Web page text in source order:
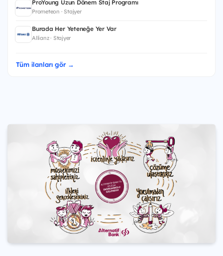
ProYoung Uzun Dönem Staj Programı
Prometeon · Stajyer
Burada Her Yeteneğe Yer Var
Allianz · Stajyer
Tüm ilanları gör →